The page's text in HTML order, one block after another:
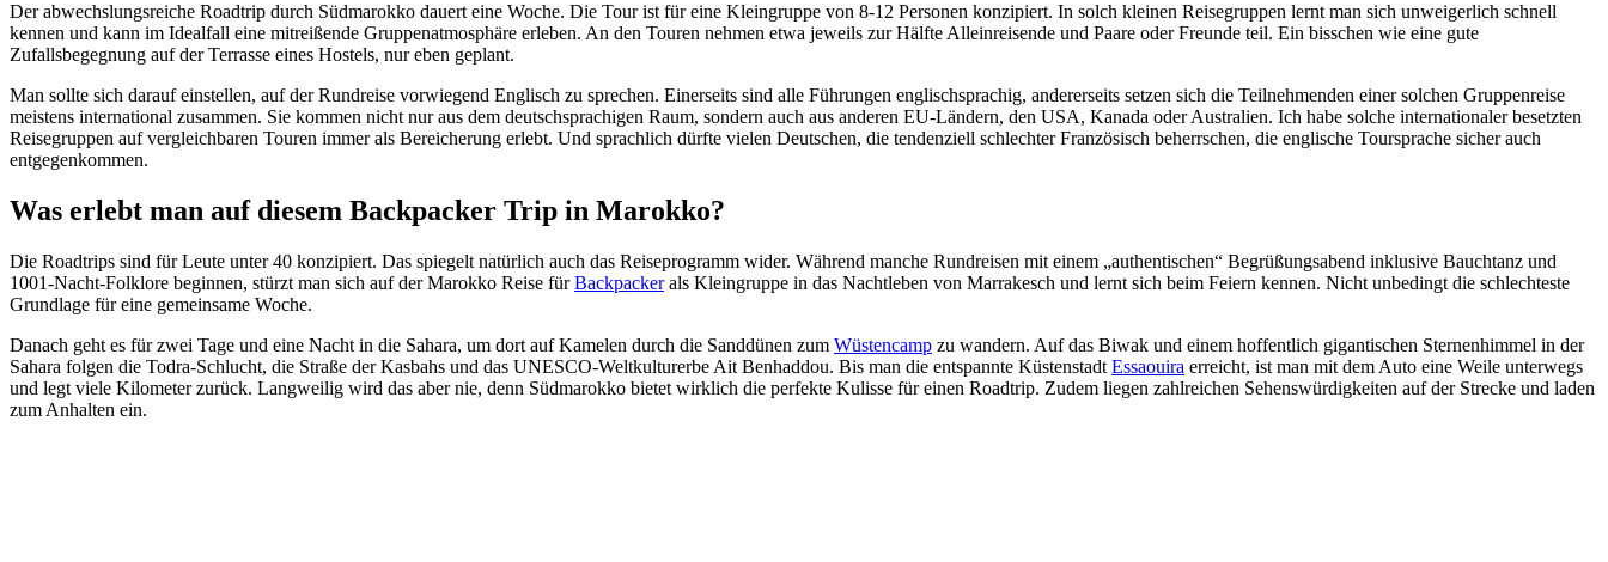
Der abwechslungsreiche Roadtrip durch Südmarokko dauert eine Woche. Die Tour ist für eine Kleingruppe von 8-12 Personen konzipiert. In solch kleinen Reisegruppen lernt man sich unweigerlich schnell
kennen und kann im Idealfall eine mitreißende Gruppenatmosphäre erleben. An den Touren nehmen etwa jeweils zur Hälfte Alleinreisende und Paare oder Freunde teil. Ein bisschen wie eine gute
Zufallsbegegnung auf der Terrasse eines Hostels, nur eben geplant.
Man sollte sich darauf einstellen, auf der Rundreise vorwiegend Englisch zu sprechen. Einerseits sind alle Führungen englischsprachig, andererseits setzen sich die Teilnehmenden einer solchen Gruppenreise
meistens international zusammen. Sie kommen nicht nur aus dem deutschsprachigen Raum, sondern auch aus anderen EU-Ländern, den USA, Kanada oder Australien. Ich habe solche internationaler besetzten
Reisegruppen auf vergleichbaren Touren immer als Bereicherung erlebt. Und sprachlich dürfte vielen Deutschen, die tendenziell schlechter Französisch beherrschen, die englische Toursprache sicher auch
entgegenkommen.
Was erlebt man auf diesem Backpacker Trip in Marokko?
Die Roadtrips sind für Leute unter 40 konzipiert. Das spiegelt natürlich auch das Reiseprogramm wider. Während manche Rundreisen mit einem „authentischen“ Begrüßungsabend inklusive Bauchtanz und
1001-Nacht-Folklore beginnen, stürzt man sich auf der Marokko Reise fürBackpackerals Kleingruppe in das Nachtleben von Marrakesch und lernt sich beim Feiern kennen. Nicht unbedingt die schlechteste
Grundlage für eine gemeinsame Woche.
Danach geht es für zwei Tage und eine Nacht in die Sahara, um dort auf Kamelen durch die Sanddünen zum Wüstencamp zu wandern. Auf das Biwak und einem hoffentlich gigantischen Sternenhimmel in der
Sahara folgen die Todra-Schlucht, die Straße der Kasbahs und das UNESCO-Weltkulturerbe Ait Benhaddou. Bis man die entspannte Küstenstadt Essaouira erreicht, ist man mit dem Auto eine Weile unterwegs
und legt viele Kilometer zurück. Langweilig wird das aber nie, denn Südmarokko bietet wirklich die perfekte Kulisse für einen Roadtrip. Zudem liegen zahlreichen Sehenswürdigkeiten auf der Strecke und laden
zum Anhalten ein.